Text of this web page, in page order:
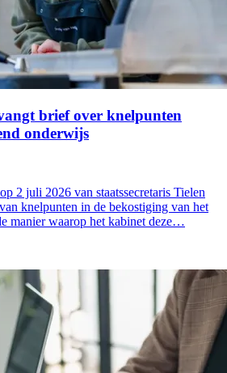
brief over knelpunten
onderwijs
2 juli 2026 van staatssecretaris Tielen
knelpunten in de bekostiging van het
manier waarop het kabinet deze…